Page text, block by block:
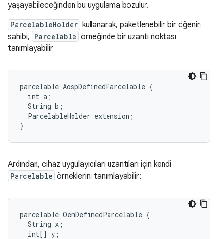
yaşayabileceğinden bu uygulama bozulur.
ParcelableHolder kullanarak, paketlenebilir bir öğenin
sahibi, Parcelable örneğinde bir uzantı noktası
tanımlayabilir:
parcelable AospDefinedParcelable {
  int a;
  String b;
  ParcelableHolder extension;
Ardından, cihaz uygulayıcıları uzantıları için kendi
Parcelable örneklerini tanımlayabilir:
parcelable OemDefinedParcelable {
  String x;
  int[] y;